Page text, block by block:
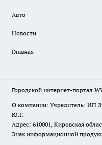
Авто
Новости
Главная
Городской интернет-портал
О компании: Учредитель: ИП
Ю.Г.
Адрес: 610001, Кировская
Знак информационной